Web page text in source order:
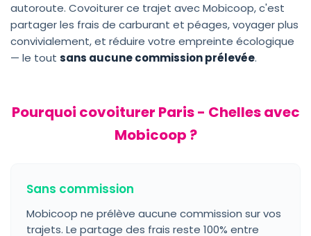
autoroute. Covoiturer ce trajet avec Mobicoop, c'est
partager les frais de carburant et péages, voyager plus
convivialement, et réduire votre empreinte écologique
— le tout sans aucune commission prélevée.
Pourquoi covoiturer Paris - Chelles avec
Mobicoop ?
Sans commission
Mobicoop ne prélève aucune commission sur vos
trajets. Le partage des frais reste 100% entre